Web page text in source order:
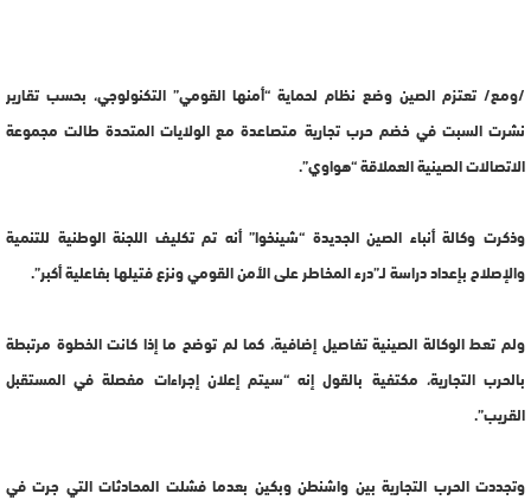
/ومع/ تعتزم الصين وضع نظام لحماية “أمنها القومي” التكنولوجي، بحسب تقارير
نشرت السبت في خضم حرب تجارية متصاعدة مع الولايات المتحدة طالت مجموعة
الاتصالات الصينية العملاقة “هواوي”.
وذكرت وكالة أنباء الصين الجديدة “شينخوا” أنه تم تكليف اللجنة الوطنية للتنمية
والإصلاح بإعداد دراسة لـ”درء المخاطر على الأمن القومي ونزع فتيلها بفاعلية أكبر”.
ولم تعط الوكالة الصينية تفاصيل إضافية، كما لم توضح ما إذا كانت الخطوة مرتبطة
بالحرب التجارية، مكتفية بالقول إنه “سيتم إعلان إجراءات مفصلة في المستقبل
القريب”.
وتجددت الحرب التجارية بين واشنطن وبكين بعدما فشلت المحادثات التي جرت في